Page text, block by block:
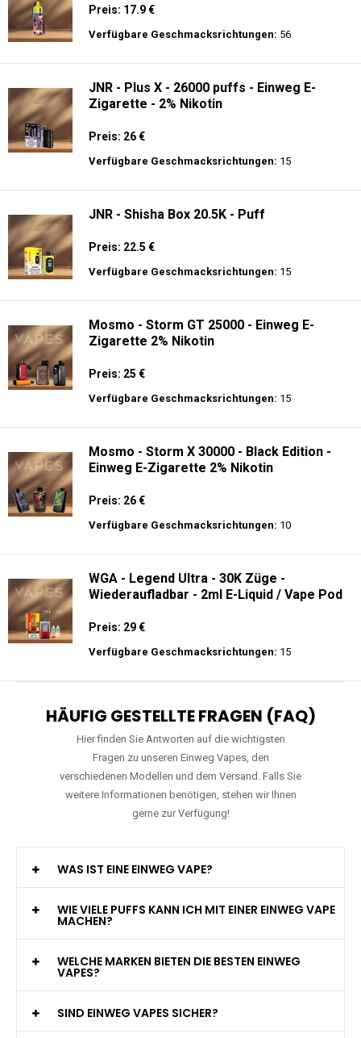
Preis: 17.9 €
Verfügbare Geschmacksrichtungen: 56
JNR - Plus X - 26000 puffs - Einweg E-
Zigarette - 2% Nikotin
Preis: 26 €
Verfügbare Geschmacksrichtungen: 15
JNR - Shisha Box 20.5K - Puff
Preis: 22.5 €
Verfügbare Geschmacksrichtungen: 15
Mosmo - Storm GT 25000 - Einweg E-
Zigarette 2% Nikotin
Preis: 25 €
Verfügbare Geschmacksrichtungen: 15
Mosmo - Storm X 30000 - Black Edition -
Einweg E-Zigarette 2% Nikotin
Preis: 26 €
Verfügbare Geschmacksrichtungen: 10
WGA - Legend Ultra - 30K Züge -
Wiederaufladbar - 2ml E-Liquid / Vape Pod
Preis: 29 €
Verfügbare Geschmacksrichtungen: 15
HÄUFIG GESTELLTE FRAGEN (FAQ)
Hier finden Sie Antworten auf die wichtigsten
Fragen zu unseren Einweg Vapes, den
verschiedenen Modellen und dem Versand. Falls Sie
weitere Informationen benötigen, stehen wir Ihnen
gerne zur Verfügung!
WAS IST EINE EINWEG VAPE?
WIE VIELE PUFFS KANN ICH MIT EINER EINWEG VAPE
MACHEN?
WELCHE MARKEN BIETEN DIE BESTEN EINWEG
VAPES?
SIND EINWEG VAPES SICHER?